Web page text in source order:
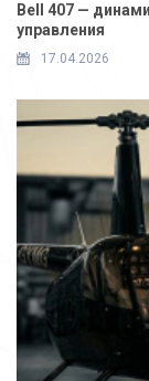
Bell 407 —
управления
17.04.2026